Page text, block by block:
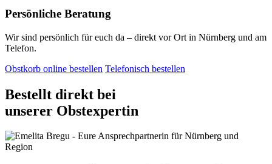
Persönliche Beratung
Wir sind persönlich für euch da – direkt vor Ort in Nürnberg und am
Telefon.
Obstkorb online bestellen Telefonisch bestellen
Bestellt direkt bei
unserer Obstexpertin